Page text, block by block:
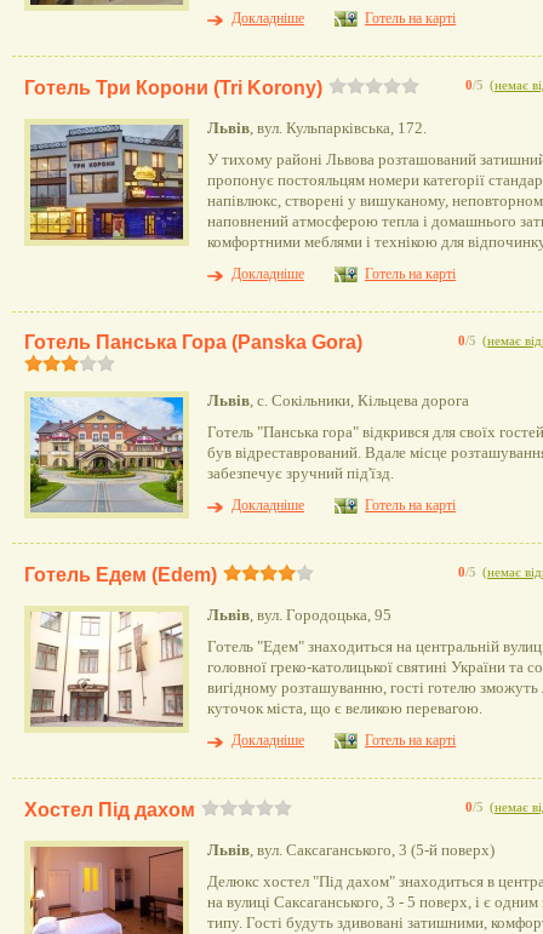
Докладніше
Готель на карті
0/5 (немає
Готель Три Корони (Tri Korony)
Львів, вул. Кульпарківська, 172.
У тихому районі Львова розташований
пропонує постояльцям номери категорії
напівлюкс, створені у вишуканому,
наповнений атмосферою тепла і домашнього
комфортними меблями і технікою для
Докладніше
Готель на карті
0/5 (немає
Готель Панська Гора (Panska Gora)
Львів, с. Сокільники, Кільцева дорога
Готель "Панська гора" відкрився для своїх
був відреставрований. Вдале місце
забезпечує зручний під'їзд.
Докладніше
Готель на карті
0/5 (немає
Готель Едем (Edem)
Львів, вул. Городоцька, 95
Готель "Едем" знаходиться на центральній
головної греко-католицької святині України та
вигідному розташуванню, гості готелю зможуть
куточок міста, що є великою перевагою.
Докладніше
Готель на карті
0/5 (немає
Хостел Під дахом
Львів, вул. Саксаганського, 3 (5-й поверх)
Делюкс хостел "Під дахом" знаходиться в
на вулиці Саксаганського, 3 - 5 поверх, і є
типу. Гості будуть здивовані затишними,